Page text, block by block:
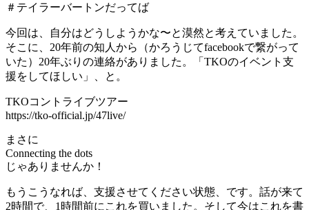
＃テイラーバートンだってば
今回は、自分はどうしようかな〜と漠然と考えていました。
そこに、20年前の知人から（かろうじてfacebookで繋がって
いた）20年ぶりの連絡がありました。「TKOのイベント支
援をしてほしい」、と。
TKOコントライブツアー
https://tko-official.jp/47live/
まさに
Connecting the dots
じゃありませんか！
もうこうなれば、支援させてください状態、です。話が来て
2時間で、1時間前にこれを買いました。そして今はこれを書